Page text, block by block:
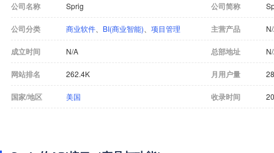
公司名称 Sprig 公司简称
公司分类 商业软件 BI(商业智能) 项目管理 主营产品
成立时间 N/A 总部地址
网站排名 262.4K 月用户量
国家/地区 美国 收录时间